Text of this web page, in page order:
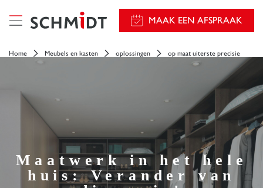
MAAK EEN AFSPRAAK
Home Meubels en kasten oplossingen op maat uiterste precisie
Maatwerk in het hele
huis: Verander van